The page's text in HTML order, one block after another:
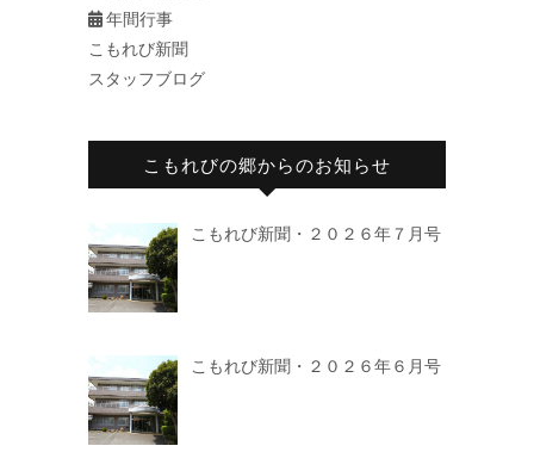
年間行事
こもれび新聞
スタッフブログ
こもれびの郷からのお知らせ
こもれび新聞・２０２６年７月号
こもれび新聞・２０２６年６月号